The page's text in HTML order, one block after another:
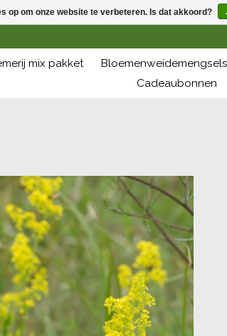
mix pakket Bloemenweidemengsels
Cadeaubonnen
op om onze website te verbeteren. Is dat akkoord?